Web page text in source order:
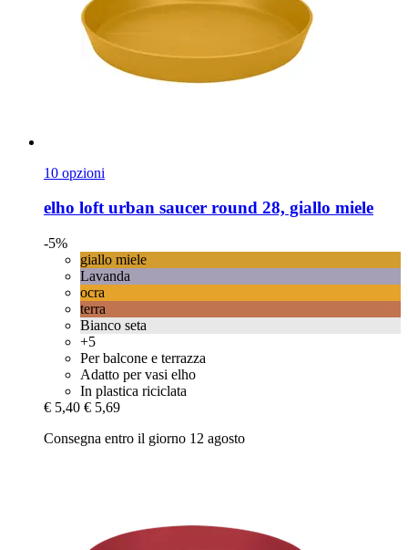
10 opzioni
elho loft urban saucer round 28, giallo miele
-5%
giallo miele
Lavanda
ocra
terra
Bianco seta
+5
Per balcone e terrazza
Adatto per vasi elho
In plastica riciclata
€ 5,40 € 5,69
Consegna entro il giorno 12 agosto